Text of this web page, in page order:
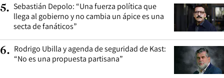
5. Sebastián Depolo: “Una fuerza política que
llega al gobierno y no cambia un ápice es una
secta de fanáticos”
6. Rodrigo Ubilla y agenda de seguridad de Kast:
“No es una propuesta partisana”